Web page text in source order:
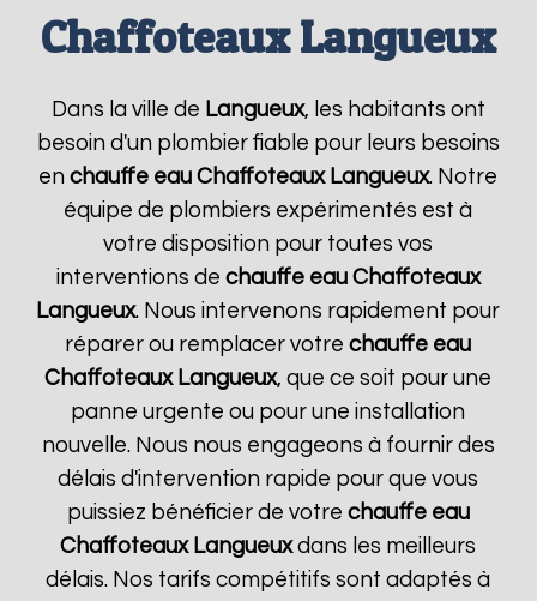
Chaffoteaux Langueux
Dans la ville de Langueux, les habitants ont
besoin d'un plombier fiable pour leurs besoins
enchauffe eau Chaffoteaux Langueux. Notre
équipe de plombiers expérimentés est à
votre disposition pour toutes vos
interventions de chauffe eau Chaffoteaux
Langueux. Nous intervenons rapidement pour
réparer ou remplacer votrechauffe eau
Chaffoteaux Langueux, que ce soit pour une
panne urgente ou pour une installation
nouvelle. Nous nous engageons à fournir des
délais d'intervention rapide pour que vous
puissiez bénéficier de votre chauffe eau
Chaffoteaux Langueuxdans les meilleurs
délais. Nos tarifs compétitifs sont adaptés à